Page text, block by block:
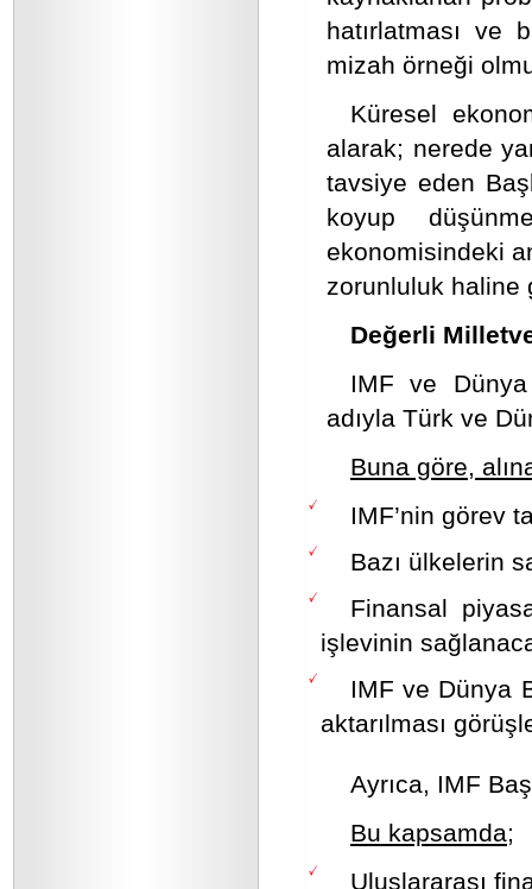
hatırlatması ve
mizah örneği
Küresel
alarak; nerede
tavsiye eden
koyup
ekonomisindeki
zorunluluk haline
Değerli
IMF ve Dünya
adıyla Türk ve
Buna göre,
IMF’nin görev
Bazı ülkelerin
Finansal
işlevinin
IMF ve Dünya
aktarılması
Ayrıca, IMF
Bu kapsamda;
Uluslararası